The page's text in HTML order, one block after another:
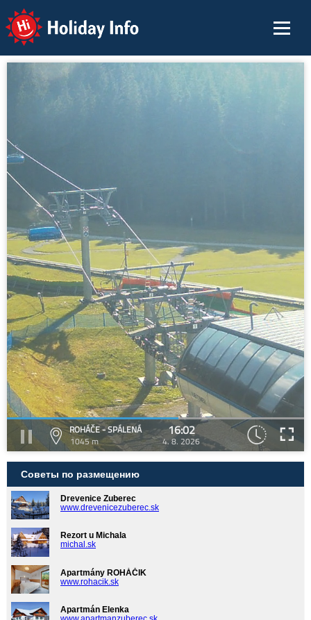
Holiday Info
ROHÁČE - SPÁLENÁ
1045 m
16:02
4. 8. 2026
Советы по размещению
Drevenice Zuberec
www.drevenicezuberec.sk
Rezort u Michala
michal.sk
Apartmány ROHÁČIK
www.rohacik.sk
Apartmán Elenka